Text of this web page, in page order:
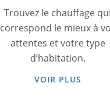
Trouvez le chauffage qui
correspond le mieux à
attentes et votre type
d’habitation.
VOIR PLUS